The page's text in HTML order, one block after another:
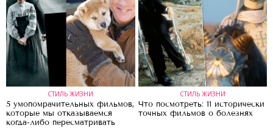
СТИЛЬ ЖИЗНИ
5 умопомрачительных фильмов,
которые мы отказываемся
когда-либо пересматривать
СТИЛЬ ЖИЗНИ
Что посмотреть: 11 исторически
точных фильмов о болезнях